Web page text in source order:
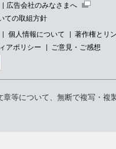
広告会社のみなさまへ
ての取組方針
個人情報について
著作権とリ
アポリシー
ご意見・ご感想
等について、無断で複写・